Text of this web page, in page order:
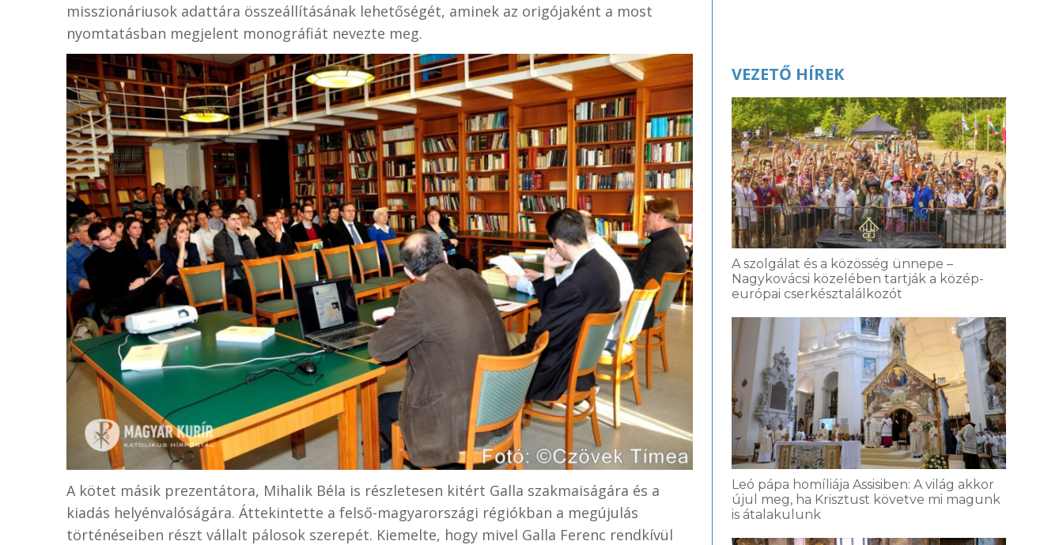
misszionáriusok adattára összeállításának lehetőségét, aminek az origójaként a most
nyomtatásban megjelent monográfiát nevezte meg.
A kötet másik prezentátora, Mihalik Béla is részletesen kitért Galla szakmaiságára és a
kiadás helyénvalóságára. Áttekintette a felső-magyarországi régiókban a megújulás
történéseiben részt vállalt pálosok szerepét. Kiemelte, hogy mivel Galla Ferenc rendkívül
VEZETŐ HÍREK
A szolgálat és a közösség ünnepe –
Nagykovácsi közelében tartják a közép-
európai cserkésztalálkozót
Leó pápa homíliája Assisiben: A világ akkor
újul meg, ha Krisztust követve mi magunk
is átalakulunk